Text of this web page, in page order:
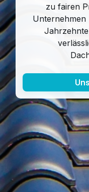
zu fairen
Unternehmen